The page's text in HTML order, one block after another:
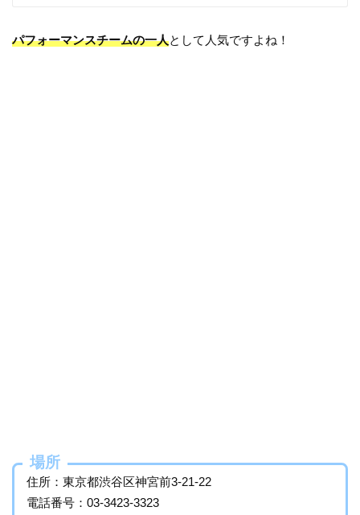
パフォーマンスチームの一人として人気ですよね！
場所
住所：東京都渋谷区神宮前3-21-22
電話番号：03-3423-3323